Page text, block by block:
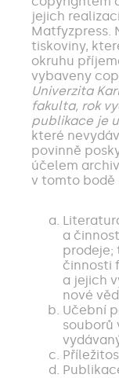
jejich
Matfyzpress.
tiskoviny,
okruhu
vybaveny
Univerzita
fakulta, rok
publikace je
které
povinně
účelem
v tomto bodě
a
prodeje;
činnosti
a jejich
nové
Učební
souborů